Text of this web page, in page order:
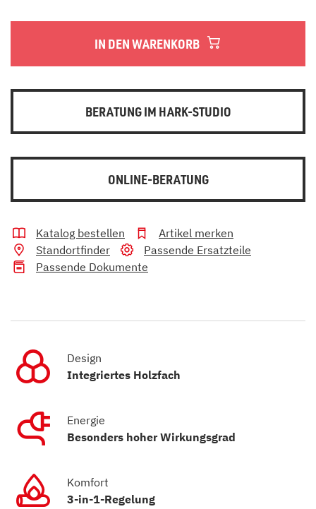
IN DEN WARENKORB
BERATUNG IM HARK-STUDIO
ONLINE-BERATUNG
Katalog bestellen
Artikel merken
Standortfinder
Passende Ersatzteile
Passende Dokumente
Design
Integriertes Holzfach
Energie
Besonders hoher Wirkungsgrad
Komfort
3-in-1-Regelung